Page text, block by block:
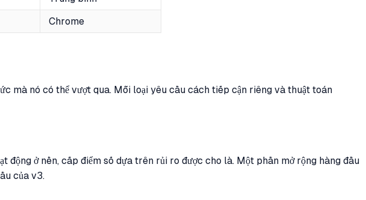
Chrome
mà nó có thể vượt qua. Mỗi loại yêu cầu cách tiếp cận riêng và thuật toán
ở nền, cấp điểm số dựa trên rủi ro được cho là. Một phần mở rộng hàng đầu
của v3.